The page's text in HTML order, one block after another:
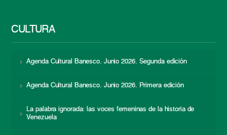
CULTURA
Agenda Cultural Banesco. Junio 2026. Segunda edición
Agenda Cultural Banesco. Junio 2026. Primera edición
La palabra ignorada: las voces femeninas de la historia de
Venezuela